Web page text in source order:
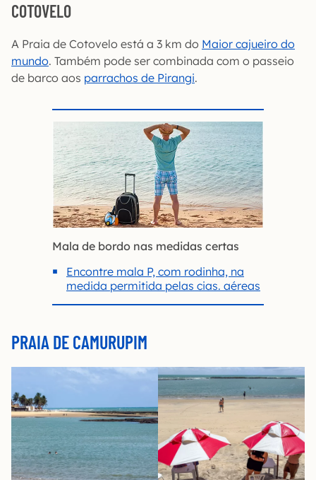
COTOVELO
A Praia de Cotovelo está a 3 km do Maior cajueiro do
mundo. Também pode ser combinada com o passeio
de barco aos parrachos de Pirangi.
Mala de bordo nas medidas certas
Encontre mala P, com rodinha, na
medida permitida pelas cias. aéreas
PRAIA DE CAMURUPIM